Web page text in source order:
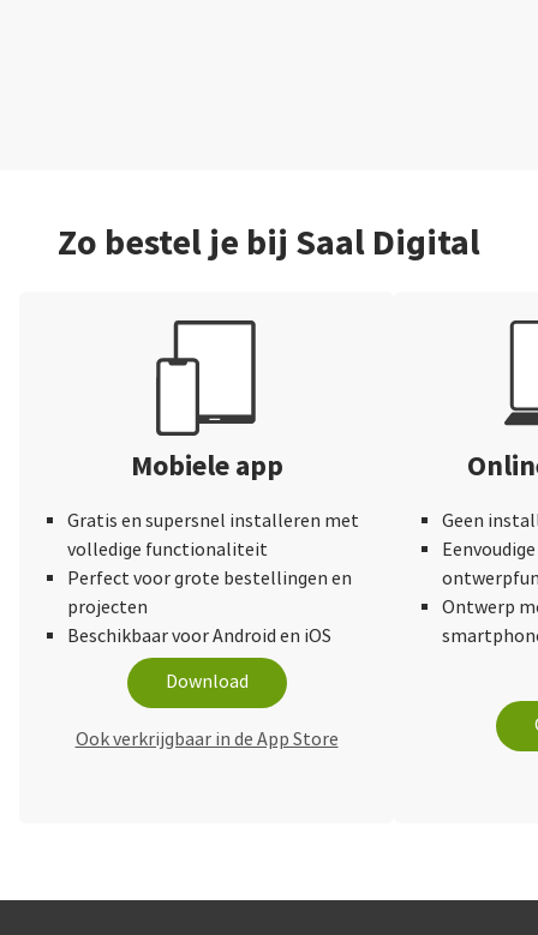
Zo bestel je bij Saal Digital
Mobiele app
Gratis en supersnel installeren met
volledige functionaliteit
Perfect voor grote bestellingen en
projecten
Beschikbaar voor Android en iOS
Download
Ook verkrijgbaar in de App Store
Geen
Ontwerp